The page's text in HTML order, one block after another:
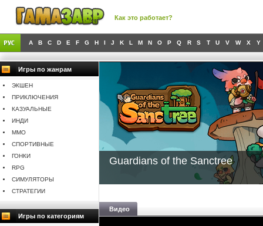
Как это работает?
A B C D E F G H I J K L M N O P Q R S T U V W X Y
Игры по жанрам
ЭКШЕН
ПРИКЛЮЧЕНИЯ
КАЗУАЛЬНЫЕ
ИНДИ
MMO
СПОРТИВНЫЕ
ГОНКИ
RPG
СИМУЛЯТОРЫ
СТРАТЕГИИ
Игры по категориям
Guardians of the Sanctree
Видео